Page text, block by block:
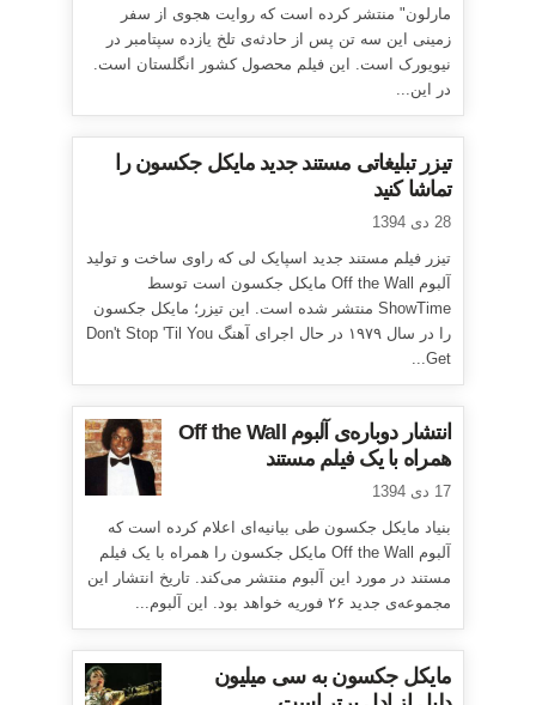
مارلون" منتشر کرده است که روایت هجوی از سفر
زمینی این سه تن پس از حادثه‌ی تلخ یازده سپتامبر در
نیویورک است. این فیلم محصول کشور انگلستان است.
در این...
تیزر تبلیغاتی مستند جدید مایکل جکسون را
تماشا کنید
28 دی 1394
تیزر فیلم مستند جدید اسپایک لی که راوی ساخت و تولید
آلبوم Off the Wall مایکل جکسون است توسط
ShowTime منتشر شده است. این تیزر؛ مایکل جکسون
را در سال ۱۹۷۹ در حال اجرای آهنگ Don't Stop 'Til You
Get...
انتشار دوباره‌ی آلبوم Off the Wall
همراه با یک فیلم مستند
17 دی 1394
بنیاد مایکل جکسون طی بیانیه‌ای اعلام کرده است که
آلبوم Off the Wall مایکل جکسون را همراه با یک فیلم
مستند در مورد این آلبوم منتشر می‌کند. تاریخ انتشار این
مجموعه‌ی جدید ۲۶ فوریه خواهد بود. این آلبوم...
مایکل جکسون به سی میلیون